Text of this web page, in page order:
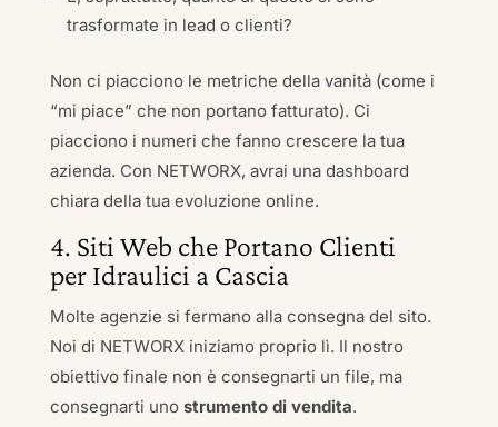
trasformate in lead o clienti?
Non ci piacciono le metriche della vanità (come i
“mi piace” che non portano fatturato). Ci
piacciono i numeri che fanno crescere la tua
azienda. Con NETWORX, avrai una dashboard
chiara della tua evoluzione online.
4. Siti Web che Portano Clienti
per Idraulici a Cascia
Molte agenzie si fermano alla consegna del sito.
Noi di NETWORX iniziamo proprio lì. Il nostro
obiettivo finale non è consegnarti un file, ma
consegnarti uno strumento di vendita.